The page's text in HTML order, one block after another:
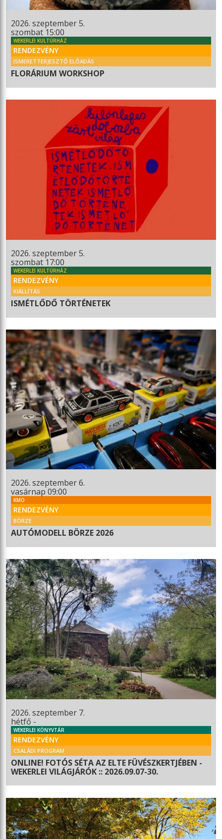
2026. szeptember 5.
szombat 15:00
WEKERLEI KULTÚRHÁZ
RENDEZVÉNY
ISMERETTERJESZTŐ ELŐADÁS
FLORÁRIUM WORKSHOP
2026. szeptember 5.
szombat 17:00
WEKERLEI KULTÚRHÁZ
RENDEZVÉNY
KIÁLLÍTÁS
ISMÉTLŐDŐ TÖRTÉNETEK
2026. szeptember 6.
vasárnap 09:00
KMO
RENDEZVÉNY
BÖRZE
AUTÓMODELL BÖRZE 2026
2026. szeptember 7.
hétfő -
WEKERLEI KÖNYVTÁR
RENDEZVÉNY
CSALÁDI PROGRAM
ONLINE! FOTÓS SÉTA AZ ELTE FÜVÉSZKERTJÉBEN -
WEKERLEI VILÁGJÁRÓK :: 2026.09.07-30.